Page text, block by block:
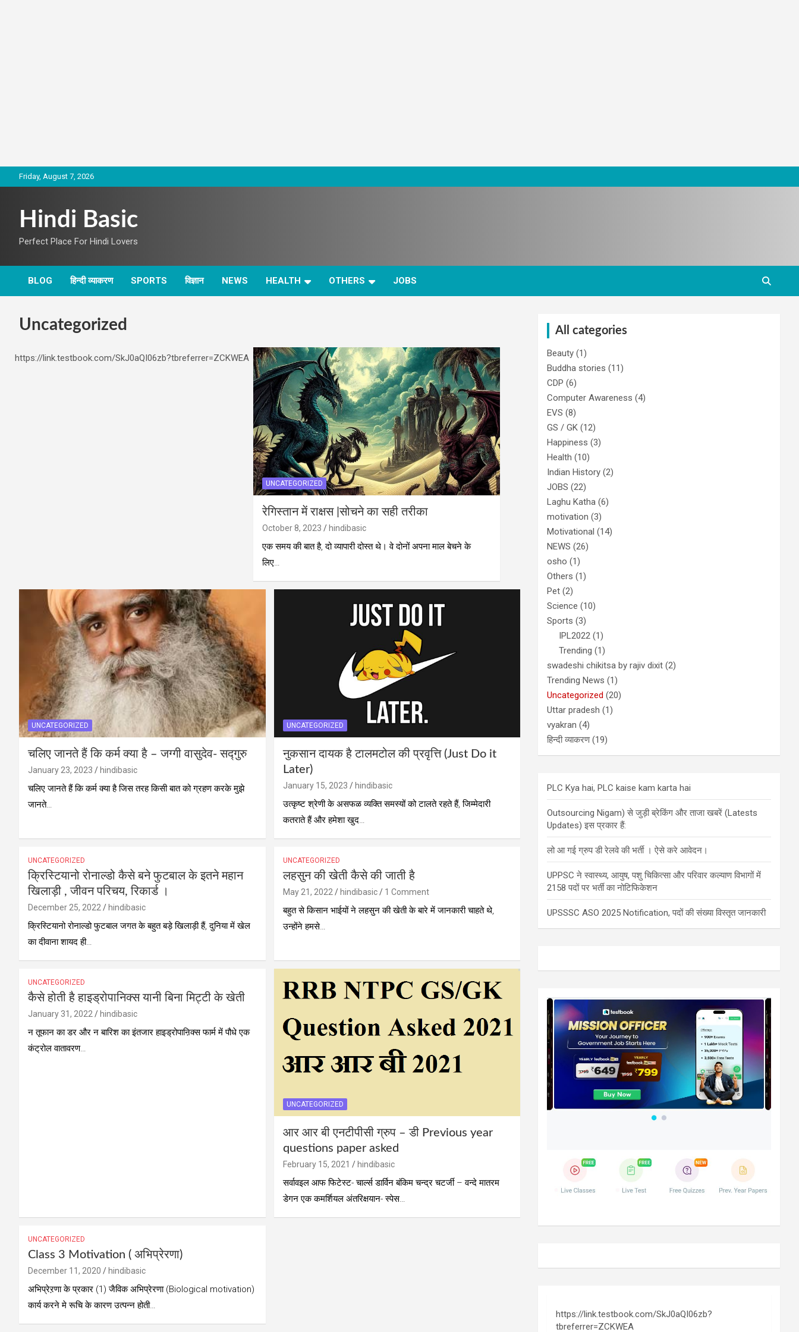
to
Friday, August 7, 2026
Hindi Basic
Perfect Place For Hindi Lovers
BLOG हिन्दी व्याकरण SPORTS विज्ञान NEWS HEALTH OTHERS JOBS
Uncategorized
https://link.testbook.com/SkJ0aQI06zb?tbreferrer=ZCKWEA
UNCATEGORIZED
रेगिस्तान में राक्षस |सोचने का सही तरीका
October 8, 2023 hindibasic
एक समय की बात है, दो व्यापारी दोस्त थे। वे दोनों अपना माल बेचने के
लिए…
UNCATEGORIZED
चलिए जानते हैं कि कर्म क्या है – जग्गी वासुदेव- सद्गुरु
January 23, 2023 hindibasic
चलिए जानते हैं कि कर्म क्या है जिस तरह किसी बात को ग्रहण करके मुझे
जानते…
UNCATEGORIZED
नुकसान दायक है टालमटोल की प्रवृत्ति (Just Do it
Later)
January 15, 2023 hindibasic
उत्कृष्ट श्रेणी के असफळ व्यक्ति समस्यों को टालते रहते हैं, जिम्मेदारी
कतराते हैं और हमेशा खुद…
UNCATEGORIZED
क्रिस्टियानो रोनाल्डो कैसे बने फुटबाल के इतने महान
खिलाड़ी , जीवन परिचय, रिकार्ड ।
December 25, 2022 hindibasic
क्रिस्टियानो रोनाल्डो फुटबाल जगत के बहुत बड़े खिलाड़ी हैं, दुनिया में खेल
का दीवाना शायद ही…
UNCATEGORIZED
लहसुन की खेती कैसे की जाती है
May 21, 2022 hindibasic 1 Comment
बहुत से किसान भाईयों ने लहसुन की खेती के बारे में जानकारी चाहते थे,
उन्होंने हमसे…
UNCATEGORIZED
कैसे होती है हाइड्रोपानिक्स यानी बिना मिट्टी के खेती
January 31, 2022 hindibasic
न तूफान का डर और न बारिश का इंतजार हाइड्रोपाऩिक्स फार्म में पौधे एक
कंट्रोल वातावरण…
UNCATEGORIZED
आर आर बी एनटीपीसी ग्रुप – डी Previous year
questions paper asked
February 15, 2021 hindibasic
सर्वावइल आफ फिटेस्ट- चार्ल्स डार्विन बंकिम चन्द्र चटर्जी – वन्दे मातरम
डेगन एक कमर्शियल अंतरिक्षयान- स्पेस…
UNCATEGORIZED
Class 3 Motivation ( अभिप्रेरणा)
December 11, 2020 hindibasic
अभिप्रेऱणा के प्रकार (1) जैविक अभिप्रेरणा (Biological motivation)
कार्य करने मे रूचि के कारण उत्पन्न होती…
All categories
Beauty (1)
Buddha stories (11)
CDP (6)
Computer Awareness (4)
EVS (8)
GS / GK (12)
Happiness (3)
Health (10)
Indian History (2)
JOBS (22)
Laghu Katha (6)
motivation (3)
Motivational (14)
NEWS (26)
osho (1)
Others (1)
Pet (2)
Science (10)
Sports (3)
IPL2022 (1)
Trending (1)
swadeshi chikitsa by rajiv dixit (2)
Trending News (1)
Uncategorized (20)
Uttar pradesh (1)
vyakran (4)
हिन्दी व्याकरण(19)
PLC Kya hai, PLC kaise kam karta hai
Outsourcing Nigam) से जुड़ी ब्रेकिंग और ताजा खबरें (Latests
Updates) इस प्रकार हैं:
लो आ गई ग्रुप डी रेलवे की भर्ती । ऐसे करे आवेदन।
UPPSC ने स्वास्थ्य, आयुष, पशु चिकित्सा और परिवार कल्याण विभागों में
2158 पदों पर भर्ती का नोटिफिकेशन
UPSSSC ASO 2025 Notification, पदों की संख्या विस्तृत जानकारी
https://link.testbook.com/SkJ0aQI06zb?
tbreferrer=ZCKWEA